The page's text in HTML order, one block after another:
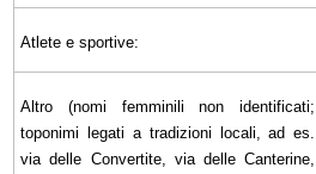
Atlete e sportive:
Altro (nomi femminili non identificati;
toponimi legati a tradizioni locali, ad es.
via delle Convertite, via delle Canterine,